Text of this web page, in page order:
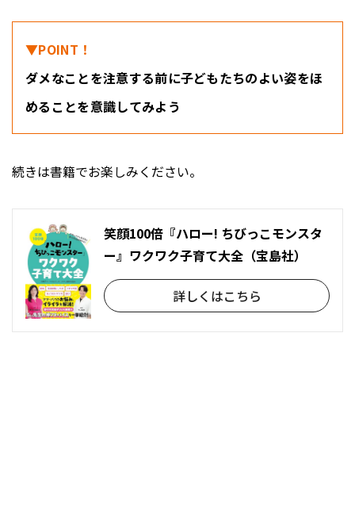
▼POINT！
ダメなことを注意する前に子どもたちのよい姿をほ
めることを意識してみよう
続きは書籍でお楽しみください。
笑顔100倍『ハロー! ちびっこモンスタ
ー』ワクワク子育て大全（宝島社）
詳しくはこちら